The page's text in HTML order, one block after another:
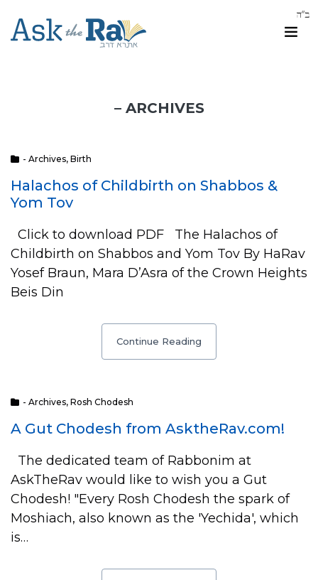
– ARCHIVES
- Archives, Birth
Halachos of Childbirth on Shabbos &
Yom Tov
Click to download PDF The Halachos of
Childbirth on Shabbos and Yom Tov By HaRav
Yosef Braun, Mara D’Asra of the Crown Heights
Beis Din
Continue Reading
- Archives, Rosh Chodesh
A Gut Chodesh from AsktheRav.com!
The dedicated team of Rabbonim at
AskTheRav would like to wish you a Gut
Chodesh! "Every Rosh Chodesh the spark of
Moshiach, also known as the 'Yechida', which
is…